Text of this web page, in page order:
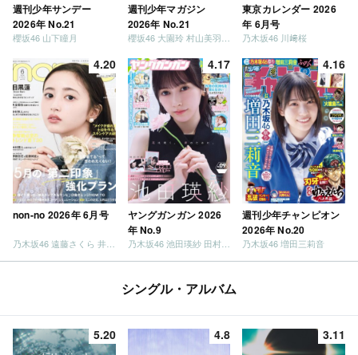
週刊少年サンデー
2026年 No.21
櫻坂46 山下瞳月
週刊少年マガジン
2026年 No.21
櫻坂46 大園玲 村山美羽 稲熊ひな
東京カレンダー 2026
年 6月号
乃木坂46 川﨑桜
4.20
non-no 2026年 6月号
4.17
ヤングガンガン 2026
年 No.9
乃木坂46 池田瑛紗 田村真佑
4.16
週刊少年チャンピオン
2026年 No.20
乃木坂46 増田三莉音
シングル・アルバム
5.20 4.8 3.11